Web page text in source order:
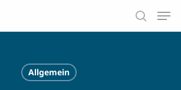
Allgemein
Close